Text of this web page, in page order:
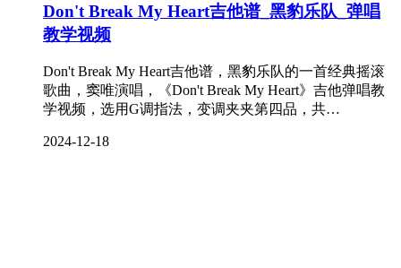
Don't Break My Heart吉他谱_黑豹乐队_弹唱
教学视频
Don't Break My Heart吉他谱，黑豹乐队的一首经典摇滚
歌曲，窦唯演唱，《Don't Break My Heart》吉他弹唱教
学视频，选用G调指法，变调夹夹第四品，共…
2024-12-18